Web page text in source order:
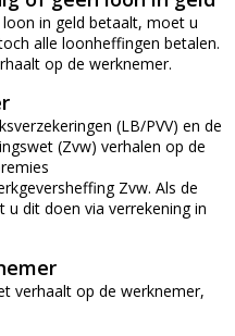
in geld betaalt, moet u
alle loonheffingen betalen.
op de werknemer.
(LB/PVV) en de
(Zvw) verhalen op de
Zvw. Als de
dit doen via verrekening in
verhaalt op de werknemer,